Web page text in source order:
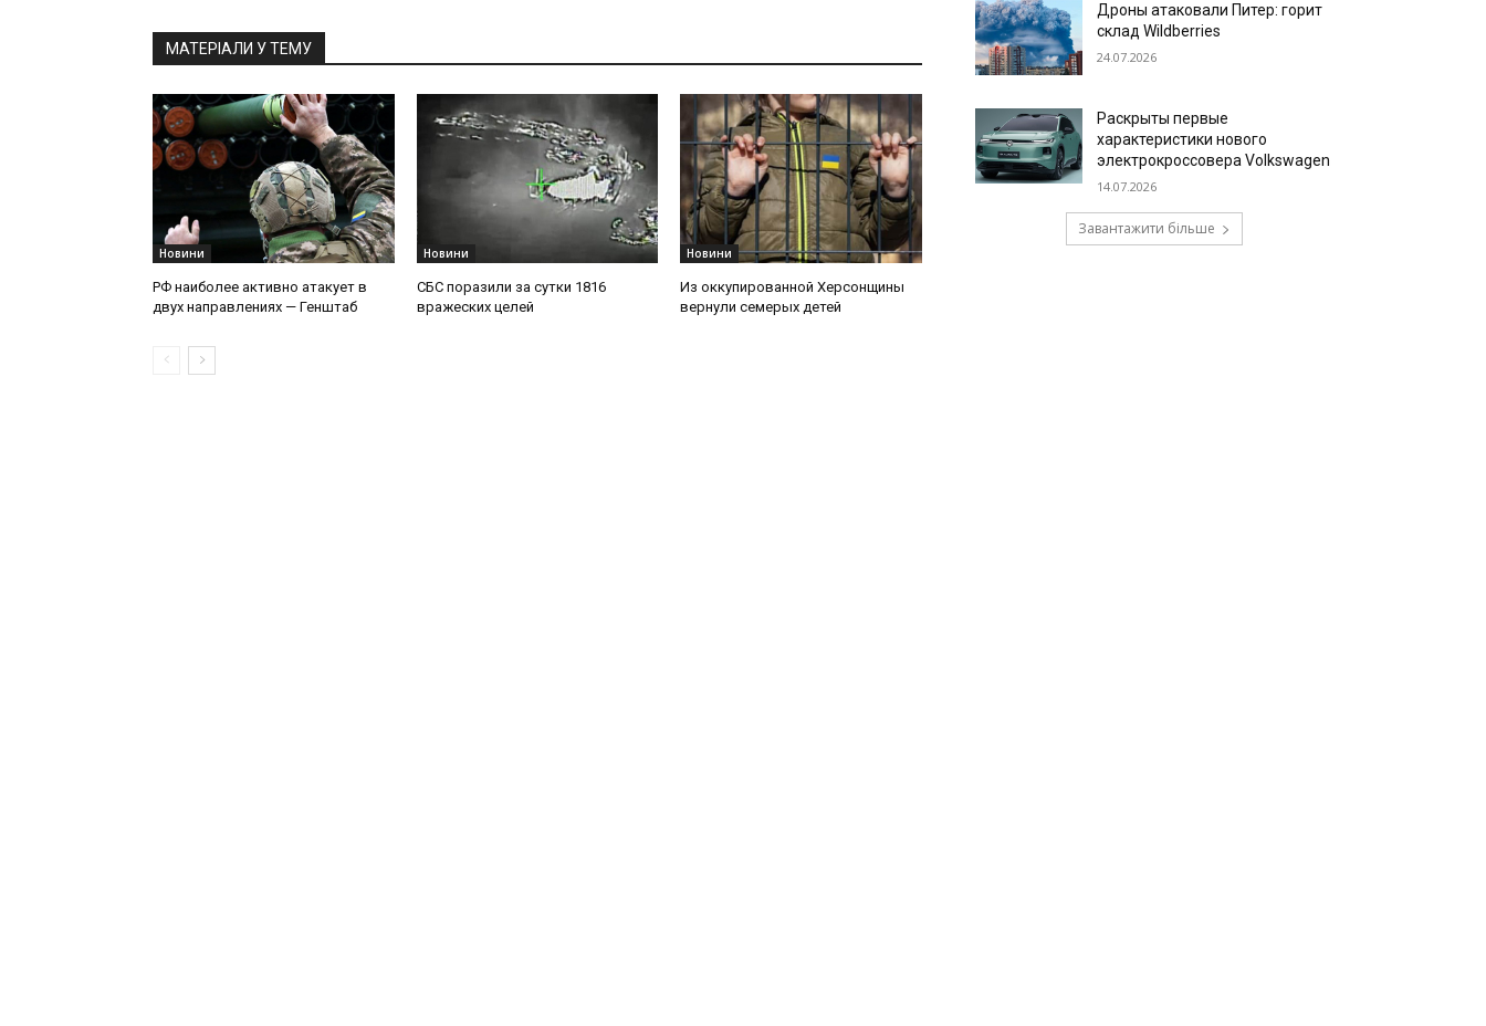
МАТЕРІАЛИ У ТЕМУ
Новини
РФ наиболее активно атакует в
двух направлениях — Генштаб
Новини
СБС поразили за сутки 1816
вражеских целей
Новини
Из оккупированной Херсонщины
вернули семерых детей
Дроны атаковали Питер: горит
склад Wildberries
24.07.2026
Раскрыты первые
характеристики нового
электрокроссовера Volkswagen
14.07.2026
Завантажити більше